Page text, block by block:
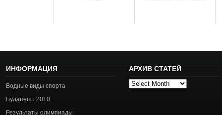
ИНФОРМАЦИЯ
Водные виды спорта
Будапешт 2010
Результаты олимпиады
АРХИВ СТАТЕЙ
Архив